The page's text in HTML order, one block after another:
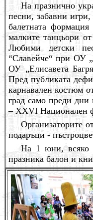
На празнично
песни, забавни
балетната
малките танцьори
Любими детски
“Славейче“ при ОУ
ОУ „Елисавета
Пред публиката
карнавален костюм
град само преди дни
– XXVI Националeн
Организаторите
подаръци -
На 1 юни, всяко
празника балон и